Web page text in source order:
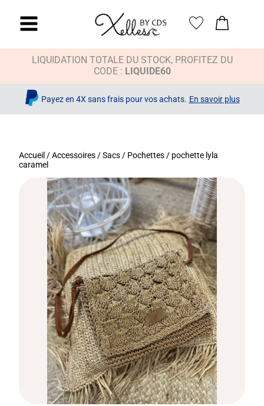
LIQUIDATION TOTALE DU STOCK, PROFITEZ DU
CODE : LIQUIDE60
Payez en 4X sans frais pour vos achats. En savoir plus
Accueil /Accessoires /Sacs / Pochettes / pochette lyla
caramel